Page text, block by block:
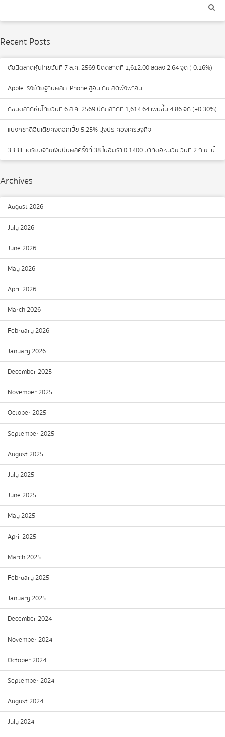
Recent Posts
ดัชนีตลาดหุ้นไทยวันที่ 7 ส.ค. 2569 ปิดตลาดที่ 1,612.00 ลดลง 2.64 จุด (-0.16%)
Apple เร่งย้ายฐานผลิต iPhone สู่อินเดีย ลดพึ่งพาจีน
ดัชนีตลาดหุ้นไทยวันที่ 6 ส.ค. 2569 ปิดตลาดที่ 1,614.64 เพิ่มขึ้น 4.86 จุด (+0.30%)
แบงก์ชาติอินเดียคงดอกเบี้ย 5.25% มุ่งประคองเศรษฐกิจ
3BBIF เตรียมจ่ายเงินปันผลครั้งที่ 38 ในอัตรา 0.1400 บาทต่อหน่วย วันที่ 2 ก.ย. นี้
Archives
August 2026
July 2026
June 2026
May 2026
April 2026
March 2026
February 2026
January 2026
December 2025
November 2025
October 2025
September 2025
August 2025
July 2025
June 2025
May 2025
April 2025
March 2025
February 2025
January 2025
December 2024
November 2024
October 2024
September 2024
August 2024
July 2024